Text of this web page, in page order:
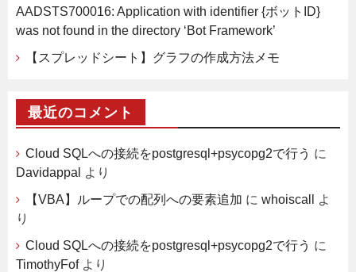
AADSTS700016: Application with identifier {ボットID}
was not found in the directory ‘Bot Framework’
【スプレッドシート】グラフの作成方法メモ
最近のコメント
Cloud SQLへの接続をpostgresql+psycopg2で行う に
Davidappal
より
【VBA】ループでの配列への要素追加 に whoiscall
よ
り
Cloud SQLへの接続をpostgresql+psycopg2で行う に
TimothyFofより